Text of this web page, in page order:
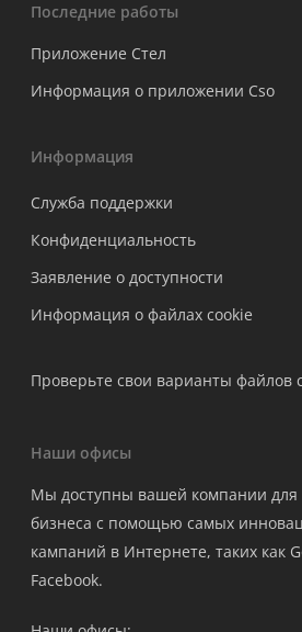
Последние работы
Приложение Стел
Информация о приложении Cso
Информация
Служба поддержки
Конфиденциальность
Заявление о доступности
Информация о файлах cookie
Проверьте свои варианты файлов
Наши офисы
Мы доступны вашей компании для
бизнеса с помощью самых
кампаний в Интернете, таких как
Facebook.